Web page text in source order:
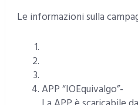
Le informazioni sulla
APP “IOEquivalgo”-